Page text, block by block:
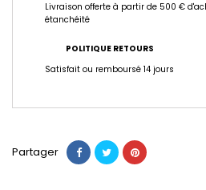
Livraison offerte à partir de 500 €
étanchéité
POLITIQUE RETOURS
Satisfait ou remboursé 14 jours
Partager